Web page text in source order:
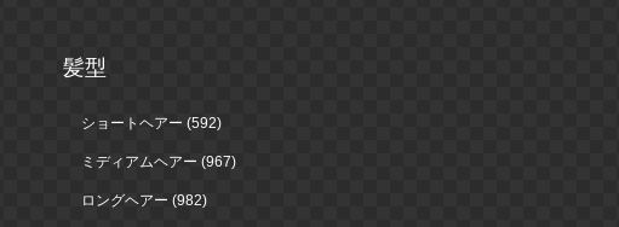
髪型
ショートヘアー (592)
ミディアムヘアー (967)
ロングヘアー (982)